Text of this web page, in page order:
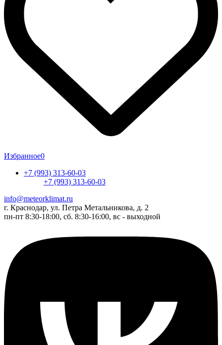
Избранное0
+7 (993) 313-60-03
+7 (993) 313-60-03
info@meteorklimat.ru
г. Краснодар, ул. Петра Метальникова, д. 2
пн-пт 8:30-18:00, сб. 8:30-16:00, вс - выходной